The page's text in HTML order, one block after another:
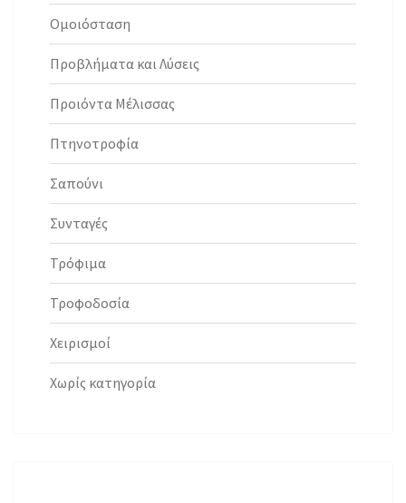
Ομοιόσταση
Προβλήματα και Λύσεις
Προιόντα Μέλισσας
Πτηνοτροφία
Σαπούνι
Συνταγές
Τρόφιμα
Τροφοδοσία
Χειρισμοί
Χωρίς κατηγορία